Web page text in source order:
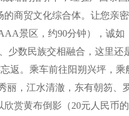
商贸文化综合体。让您亲
景区，约90分钟），诚如
数民族交相融合，这里还
返。乘车前往阳朔兴坪，乘
丽，江水清澈，东有朝笏、
赏黄布倒影（20元人民币